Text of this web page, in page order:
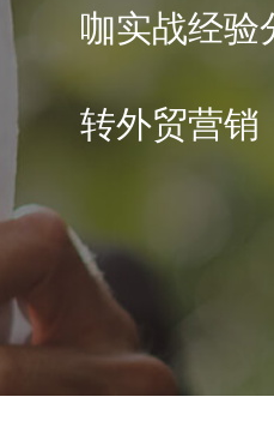
咖实战经验
转外贸营销